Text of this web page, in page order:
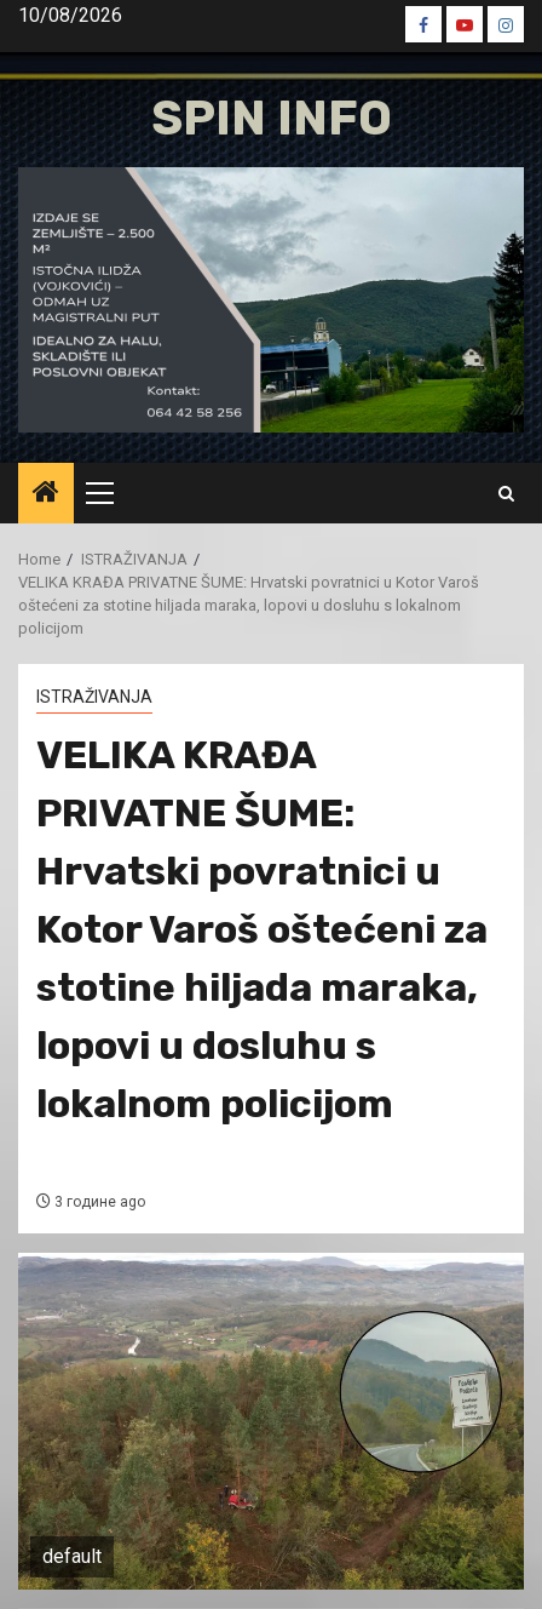
Skip
content
10/08/2026
Spin
Facebook
Spin
Youtube
Spin
SPIN INFO
Primary
Menu
Home
ISTRAŽIVANJA
VELIKA KRAĐA PRIVATNE ŠUME: Hrvatski povratnici u Kotor Varoš
oštećeni za stotine hiljada maraka, lopovi u dosluhu s lokalnom
policijom
ISTRAŽIVANJA
VELIKA KRAĐA
PRIVATNE ŠUME:
Hrvatski povratnici u
Kotor Varoš oštećeni za
stotine hiljada maraka,
lopovi u dosluhu s
lokalnom policijom
3 године ago
default